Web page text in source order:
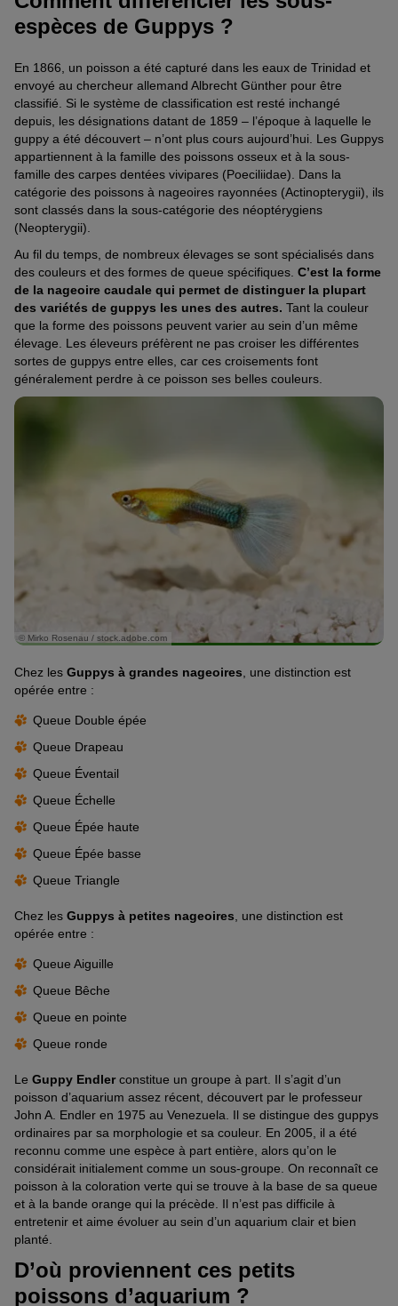
espèces de Guppys ?
En 1866, un poisson a été capturé dans les eaux de Trinidad et
envoyé au chercheur allemand Albrecht Günther pour être
classifié. Si le système de classification est resté inchangé
depuis, les désignations datant de 1859 – l’époque à laquelle le
guppy a été découvert – n’ont plus cours aujourd’hui. Les Guppys
appartiennent à la famille des poissons osseux et à la sous-
famille des carpes dentées vivipares (Poeciliidae). Dans la
catégorie des poissons à nageoires rayonnées (Actinopterygii), ils
sont classés dans la sous-catégorie des néoptérygiens
(Neopterygii).
Au fil du temps, de nombreux élevages se sont spécialisés dans
des couleurs et des formes de queue spécifiques. C’est la forme
de la nageoire caudale qui permet de distinguer la plupart
des variétés de guppys les unes des autres. Tant la couleur
que la forme des poissons peuvent varier au sein d’un même
élevage. Les éleveurs préfèrent ne pas croiser les différentes
sortes de guppys entre elles, car ces croisements font
généralement perdre à ce poisson ses belles couleurs.
© Mirko Rosenau / stock.adobe.com
Chez les Guppys à grandes nageoires , une distinction est
opérée entre :
Queue Double épée
Queue Drapeau
Queue Éventail
Queue Échelle
Queue Épée haute
Queue Épée basse
Queue Triangle
Chez les Guppys à petites nageoires , une distinction est
opérée entre :
Queue Aiguille
Queue Bêche
Queue en pointe
Queue ronde
Le Guppy Endlerconstitue un groupe à part. Il s’agit d’un
poisson d’aquarium assez récent, découvert par le professeur
John A. Endler en 1975 au Venezuela. Il se distingue des guppys
ordinaires par sa morphologie et sa couleur. En 2005, il a été
reconnu comme une espèce à part entière, alors qu’on le
considérait initialement comme un sous-groupe. On reconnaît ce
poisson à la coloration verte qui se trouve à la base de sa queue
et à la bande orange qui la précède. Il n’est pas difficile à
entretenir et aime évoluer au sein d’un aquarium clair et bien
planté.
D’où proviennent ces petits
poissons d’aquarium ?